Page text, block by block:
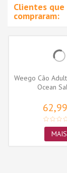
Clientes
compraram:
Weego Cão
Ocean
MAIS